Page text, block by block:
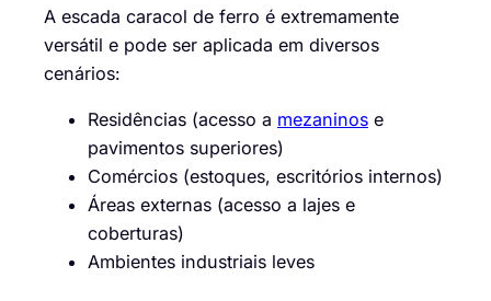
A escada caracol de ferro é extremamente
versátil e pode ser aplicada em diversos
cenários:
Residências (acesso a mezaninos e
pavimentos superiores)
Comércios (estoques, escritórios internos)
Áreas externas (acesso a lajes e
coberturas)
Ambientes industriais leves